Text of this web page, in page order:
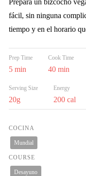
fácil, sin ninguna
tiempo y en el horario
Prep Time
5 min
Cook Time
40 min
Serving Size
20g
Energy
200 cal
COCINA
Mundial
COURSE
Desayuno